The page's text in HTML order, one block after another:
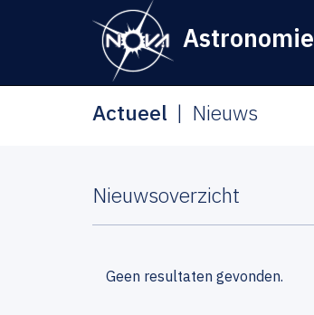
Astronomie
Actueel Nieuws
Nieuwsoverzicht
Geen resultaten gevonden.